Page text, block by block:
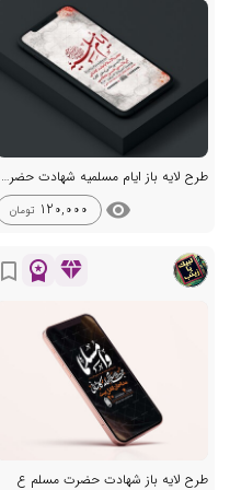
طرح لایه باز ایام مسلمیه شهادت حضرت مسلم ع
visibility
120,000 تومان
diamond
workspace_premium
bookmark_border
طرح لایه باز شهادت حضرت مسلم ع